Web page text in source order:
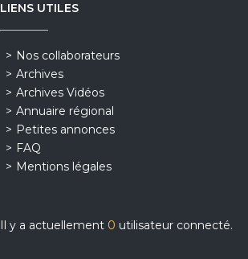
LIENS UTILES
Nos collaborateurs
Archives
Archives Vidéos
Annuaire régional
Petites annonces
FAQ
Mentions légales
Il y a actuellement 0 utilisateur connecté.